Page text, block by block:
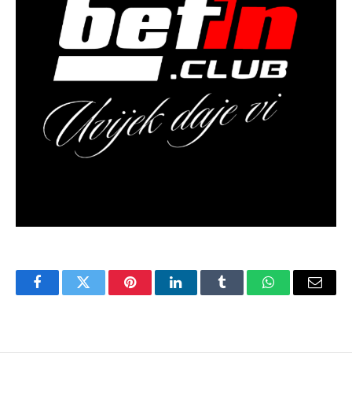
FacebookTwitter PinterestLinkedInTumblr WhatsAppEmail